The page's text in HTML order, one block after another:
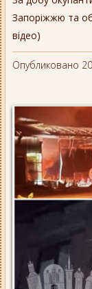
Запоріжжю та
відео)
Опубликовано